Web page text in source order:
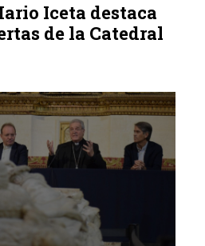
Iceta destaca
de la Catedral